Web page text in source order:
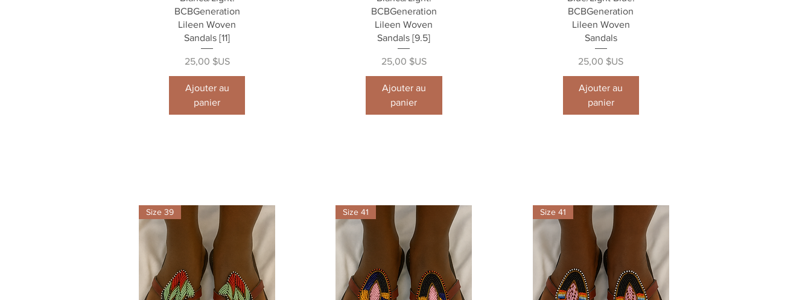
BCBGeneration
Lileen Woven
Sandals [11]
Prix
25,00 $US
Ajouter au
panier
BCBGeneration
Lileen Woven
Sandals [9.5]
Prix
25,00 $US
Ajouter au
panier
BCBGeneration
Lileen Woven
Sandals
Prix
25,00 $US
Ajouter au
panier
Size 39 Size 41 Size 41